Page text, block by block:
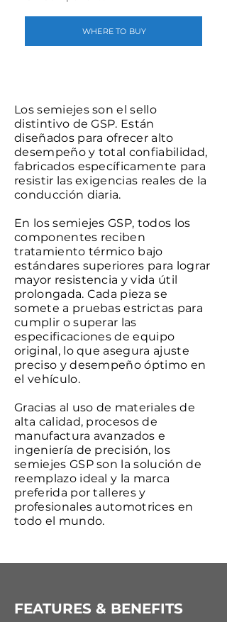
WHERE TO BUY
Los semiejes son el sello
distintivo de GSP. Están
diseñados para ofrecer alto
desempeño y total confiabilidad,
fabricados específicamente para
resistir las exigencias reales de la
conducción diaria.
En los semiejes GSP, todos los
componentes reciben
tratamiento térmico bajo
estándares superiores para lograr
mayor resistencia y vida útil
prolongada. Cada pieza se
somete a pruebas estrictas para
cumplir o superar las
especificaciones de equipo
original, lo que asegura ajuste
preciso y desempeño óptimo en
el vehículo.
Gracias al uso de materiales de
alta calidad, procesos de
manufactura avanzados e
ingeniería de precisión, los
semiejes GSP son la solución de
reemplazo ideal y la marca
preferida por talleres y
profesionales automotrices en
todo el mundo.
FEATURES & BENEFITS